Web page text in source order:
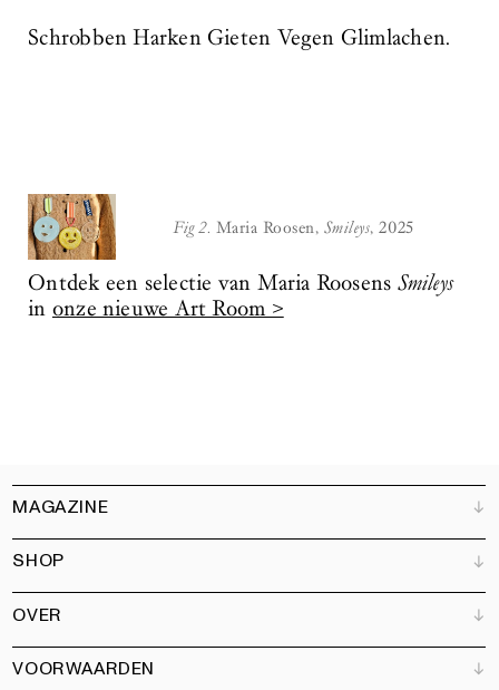
Schrobben Harken Gieten Vegen Glimlachen.
Fig 2. Maria Roosen, Smileys, 2025
Ontdek een selectie van Maria Roosens Smileys
in onze nieuwe Art Room >
MAGAZINE
Klantenservice
Verkooppunten
Adverteren
Partners
Kunstbrief
SHOP
Alle producten
Magazine
Boeken
OVER
Ons team
VOORWAARDEN